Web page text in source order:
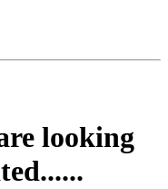
looking